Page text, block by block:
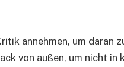
annehmen, um daran
von außen, um nicht